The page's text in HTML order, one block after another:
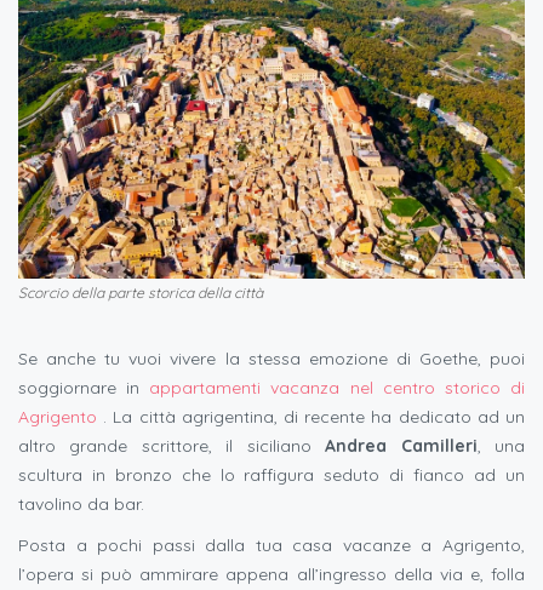
Scorcio della parte storica della città
Se anche tu vuoi vivere la stessa emozione di Goethe, puoi
soggiornare in appartamenti vacanza nel centro storico di
Agrigento . La città agrigentina, di recente ha dedicato ad un
altro grande scrittore, il sicilianoAndrea Camilleri, una
scultura in bronzo che lo raffigura seduto di fianco ad un
tavolino da bar.
Posta a pochi passi dalla tua casa vacanze a Agrigento,
l’opera si può ammirare appena all’ingresso della via e, folla